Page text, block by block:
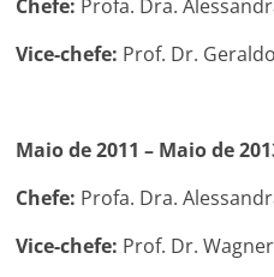
Chefe: Profa. Dra.
Vice-chefe: Prof. Dr.
Maio de 2011 – Maio de
Chefe: Profa. Dra.
Vice-chefe: Prof. Dr.